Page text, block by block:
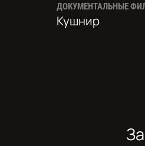
ДОКУМЕНТАЛЬНЫЕ
Кушнир